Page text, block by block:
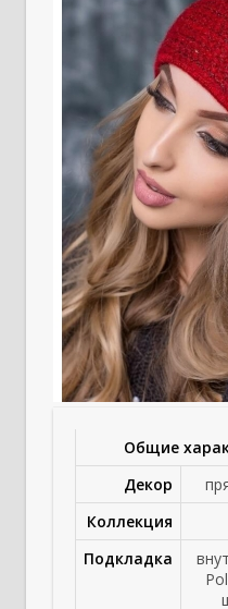
Общие
Декор
Коллекция
Подкладка